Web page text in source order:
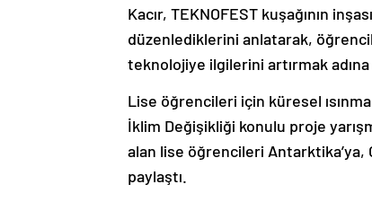
Kacır, TEKNOFEST kuşağının
düzenlediklerini anlatarak,
teknolojiye ilgilerini artırmak
Lise öğrencileri için küresel
İklim Değişikliği konulu proje
alan lise öğrencileri
paylaştı.